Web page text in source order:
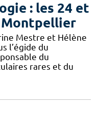
: les 24 et
Montpellier
Mestre et Hélène
l’égide du
du
rares et du